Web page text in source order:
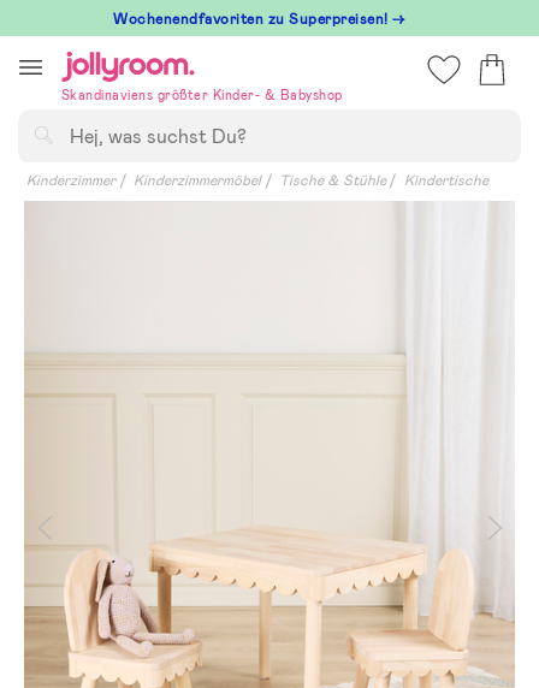
till
innehållet
Wochenendfavoriten zu Superpreisen! →
Skandinaviens größter Kinder- & Babyshop
Kinderzimmer Kinderzimmermöbel Tische & Stühle Kindertische